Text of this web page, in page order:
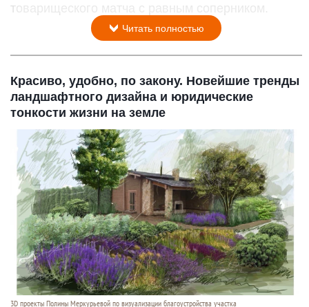
товарищеского матча с равным соперником.
Читать полностью
Красиво, удобно, по закону. Новейшие тренды
ландшафтного дизайна и юридические
тонкости жизни на земле
3D проекты Полины Меркурьевой по визуализации благоустройства участка